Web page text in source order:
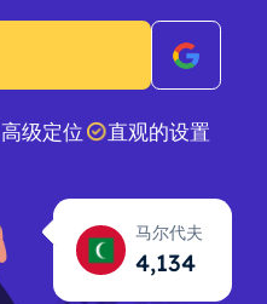
高级定位
直观的设置
马尔代夫
4,135